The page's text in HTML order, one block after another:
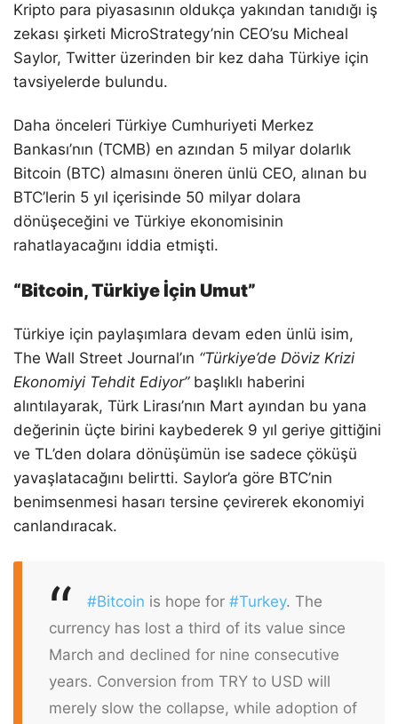
Kripto para piyasasının oldukça yakından tanıdığı iş
zekası şirketi MicroStrategy’nin CEO’su Micheal
Saylor, Twitter üzerinden bir kez daha Türkiye için
tavsiyelerde bulundu.
Daha önceleri Türkiye Cumhuriyeti Merkez
Bankası’nın (TCMB) en azından 5 milyar dolarlık
Bitcoin (BTC) almasını öneren ünlü CEO, alınan bu
BTC’lerin 5 yıl içerisinde 50 milyar dolara
dönüşeceğini ve Türkiye ekonomisinin
rahatlayacağını iddia etmişti.
“Bitcoin, Türkiye İçin Umut”
Türkiye için paylaşımlara devam eden ünlü isim,
The Wall Street Journal’ın “Türkiye’de Döviz Krizi
Ekonomiyi Tehdit Ediyor”başlıklı haberini
alıntılayarak, Türk Lirası’nın Mart ayından bu yana
değerinin üçte birini kaybederek 9 yıl geriye gittiğini
ve TL’den dolara dönüşümün ise sadece çöküşü
yavaşlatacağını belirtti. Saylor’a göre BTC’nin
benimsenmesi hasarı tersine çevirerek ekonomiyi
canlandıracak.
#Bitcoin is hope for #Turkey. The
currency has lost a third of its value since
March and declined for nine consecutive
years. Conversion from TRY to USD will
merely slow the collapse, while adoption of